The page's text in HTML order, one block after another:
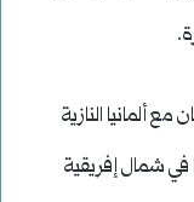
ألمانيا النازية
في شمال إفريقية